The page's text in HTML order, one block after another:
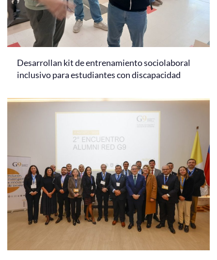
Desarrollan kit de entrenamiento sociolaboral
inclusivo para estudiantes con discapacidad